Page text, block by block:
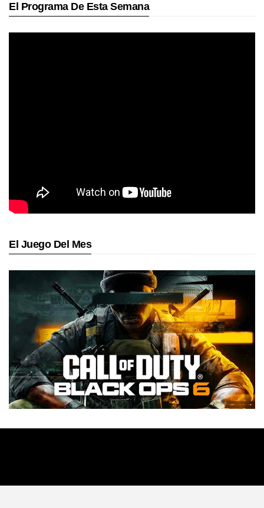
El Programa De Esta Semana
El Juego Del Mes